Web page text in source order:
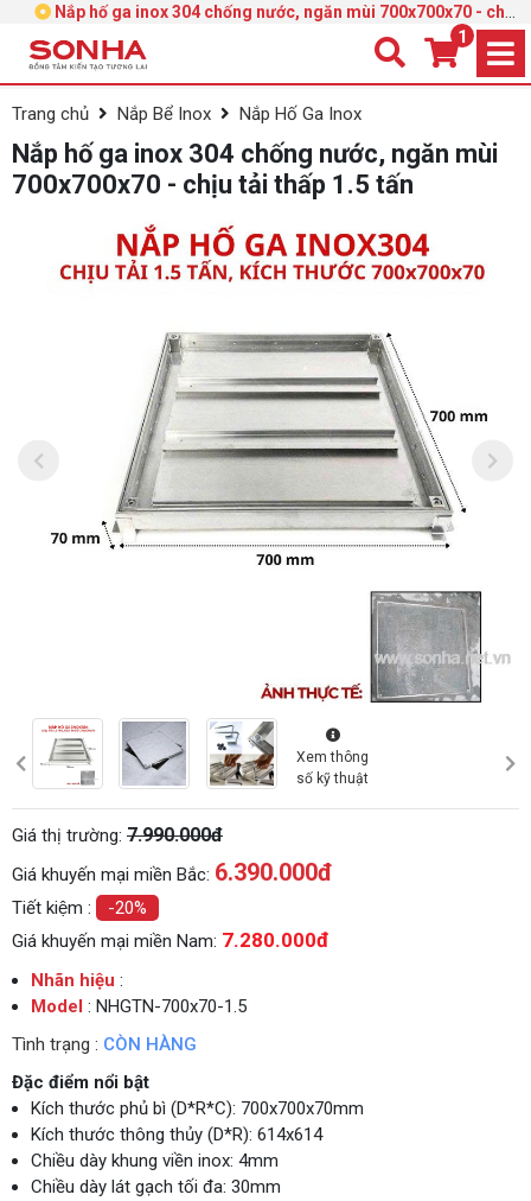
Nắp hố ga inox 304 chống nước, ngăn mùi 700x700x70 - chịu
tải thấp 1.5 tấn
1
Trang chủ Nắp Bể Inox Nắp Hố Ga Inox
Nắp hố ga inox 304 chống nước, ngăn mùi
700x700x70 - chịu tải thấp 1.5 tấn
Xem thông
số kỹ thuật
Giá thị trường: 7.990.000đ
Giá khuyến mại miền Bắc: 6.390.000đ
Tiết kiệm :
-20%
Giá khuyến mại miền Nam: 7.280.000đ
Nhãn hiệu :
Model : NHGTN-700x70-1.5
Tình trạng : CÒN HÀNG
Đặc điểm nổi bật
Kích thước phủ bì (D*R*C): 700x700x70mm
Kích thước thông thủy (D*R): 614x614
Chiều dày khung viền inox: 4mm
Chiều dày lát gạch tối đa: 30mm